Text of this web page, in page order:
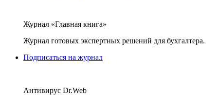
Журнал «Главная книга»
Журнал готовых экспертных решений для бухгалтера.
Подписаться на журнал
Антивирус Dr.Web